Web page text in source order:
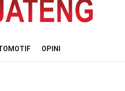
OPINI